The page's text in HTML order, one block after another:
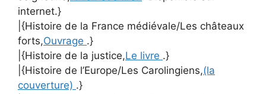
internet.}
|{Histoire de la France médiévale/Les châteaux
forts,Ouvrage .}
|{Histoire de la justice,Le livre .}
|{Histoire de l’Europe/Les Carolingiens,(la
couverture) .}